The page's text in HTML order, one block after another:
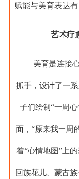
赋能与美育表达有
艺术疗
美育是连接
抓手，设计了一
子们绘制“一周
面，“原来我一周
着“心情地图”上
回族花儿、蒙古